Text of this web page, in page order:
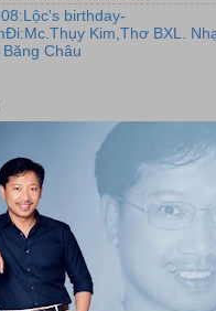
birthday-
Kim,Thơ BXL.
Băng Châu